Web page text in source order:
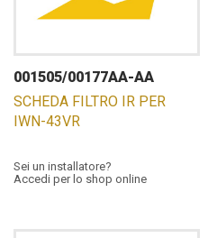
001505/00177AA-AA
SCHEDA FILTRO IR PER
IWN-43VR
Sei un installatore?
Accedi per lo shop online